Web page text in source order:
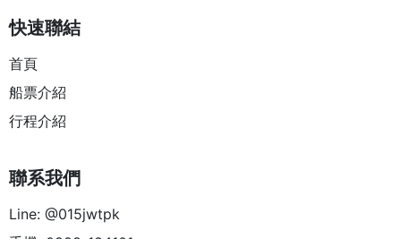
快速聯結
首頁
船票介紹
行程介紹
聯系我們
Line: @015jwtpk